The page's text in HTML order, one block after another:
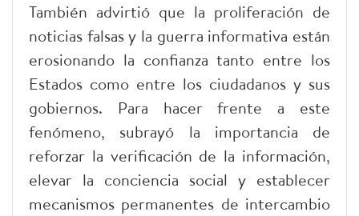
También advirtió que la proliferación de
noticias falsas y la guerra informativa están
erosionando la confianza tanto entre los
Estados como entre los ciudadanos y sus
gobiernos. Para hacer frente a este
fenómeno, subrayó la importancia de
reforzar la verificación de la información,
elevar la conciencia social y establecer
mecanismos permanentes de intercambio